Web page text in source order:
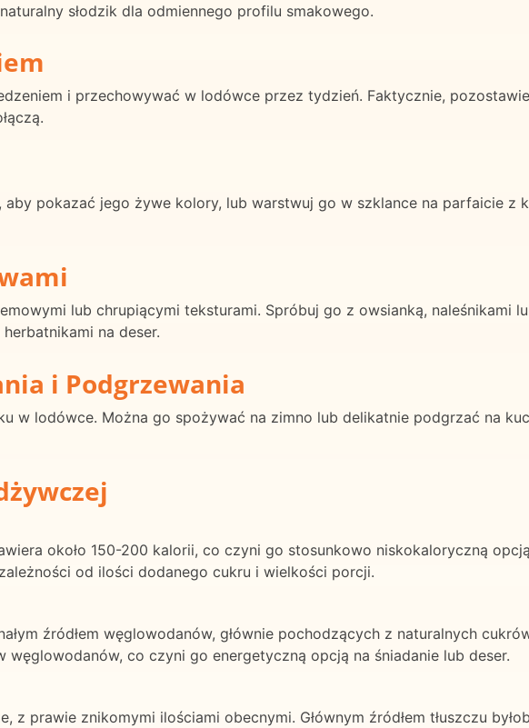
słodzik dla odmiennego profilu smakowego.
i przechowywać w lodówce przez tydzień. Faktycznie,
pokazać jego żywe kolory, lub warstwuj go w szklance na parfaicie z
lub chrupiącymi teksturami. Spróbuj go z owsianką, naleśnikami
na deser.
i Podgrzewania
w lodówce. Można go spożywać na zimno lub delikatnie podgrzać na
około 150-200 kalorii, co czyni go stosunkowo niskokaloryczną
od ilości dodanego cukru i wielkości porcji.
źródłem węglowodanów, głównie pochodzących z naturalnych
co czyni go energetyczną opcją na śniadanie lub deser.
z prawie znikomymi ilościami obecnymi. Głównym źródłem tłuszczu